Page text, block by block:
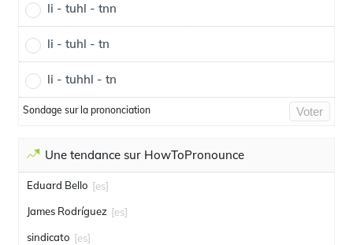
li - tuhl - tnn
li - tuhl - tn
li - tuhhl - tn
Sondage sur la prononciation Voter
Une tendance sur HowToPronounce
Eduard Bello [es]
James Rodríguez [es]
sindicato [es]